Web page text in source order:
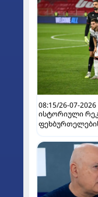
08:15/26-07-2026
ისტორიული